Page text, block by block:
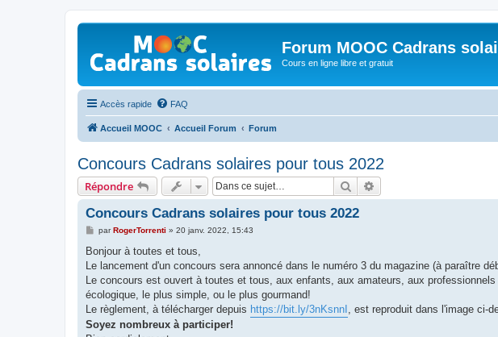
Forum MOOC Cadrans
Cours en ligne libre et gratuit
Accès rapide FAQ
Accueil MOOC Accueil Forum Forum
Concours Cadrans solaires pour tous 2022
Répondre Rechercher
Concours Cadrans solaires pour tous 2022
M
s
a
g
parRogerTorrenti » 20 janv. 2022, 15:43
Bonjour à toutes et tous,
Le lancement d'un concours sera annoncé dans le numéro 3 du magazine (à paraître
Le concours est ouvert à toutes et tous, aux enfants, aux amateurs, aux
écologique, le plus simple, ou le plus gourmand!
Le règlement, à télécharger depuis https://bit.ly/3nKsnnI , est reproduit dans l'image ci-
Soyez nombreux à participer!